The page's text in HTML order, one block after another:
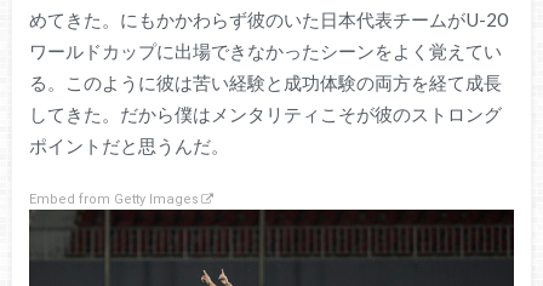
めてきた。にもかかわらず彼のいた日本代表チームがU-20
ワールドカップに出場できなかったシーンをよく覚えてい
る。このように彼は苦い経験と成功体験の両方を経て成長
してきた。だから僕はメンタリティこそが彼のストロング
ポイントだと思うんだ。
Embed from Getty Images